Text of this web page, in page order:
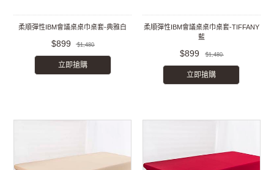
柔順彈性IBM會議桌桌巾桌套-典雅白
$899 $1,480
立即搶購
柔順彈性IBM會議桌桌巾桌套-TIFFANY
藍
$899 $1,480
立即搶購